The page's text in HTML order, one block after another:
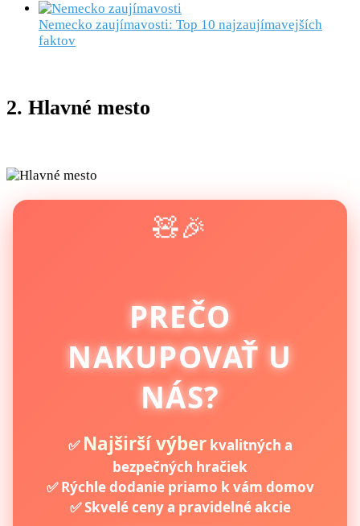
Nemecko zaujímavosti: Top 10 najzaujímavejších
faktov
2. Hlavné mesto
🧸🎉
PREČO
NAKUPOVAŤ U
NÁS?
✅ Najširší výberkvalitných a
bezpečných hračiek
✅ Rýchle dodanie priamo k vám domov
✅ Skvelé ceny a pravidelné akcie